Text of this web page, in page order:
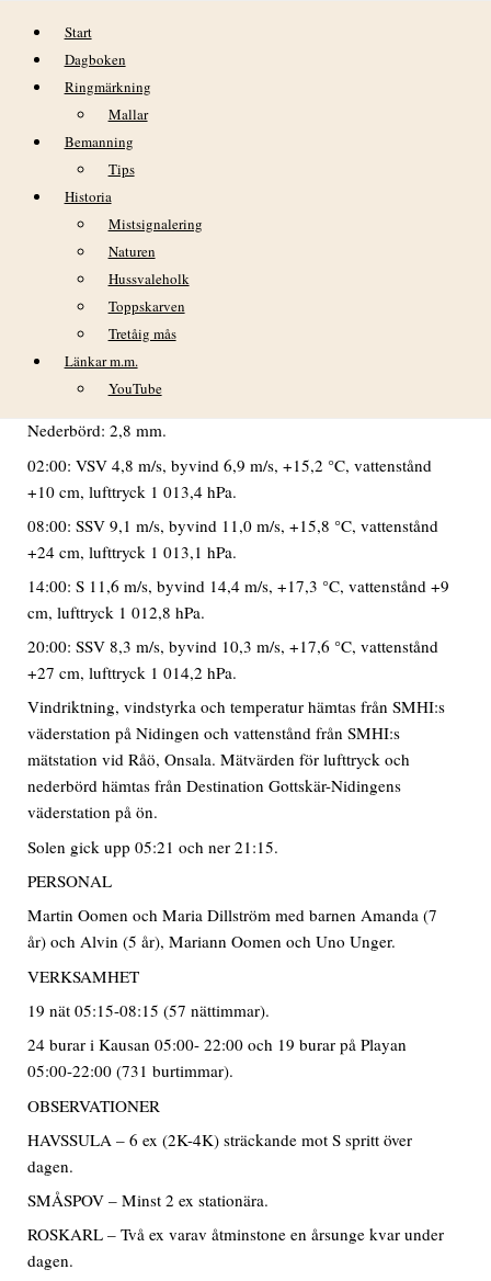
Hoppa till innehåll
Start
Dagboken
Ringmärkning
Mallar
Bemanning
Tips
Historia
Mistsignalering
Naturen
Hussvaleholk
Toppskarven
Tretåig mås
Länkar m.m.
YouTube
DAGBOK NIDINGENS FÅGELSTATION
– ONSDAG 5 AUGUSTI 2020
VÄDER
Mulet i gryningen och från 06:00 tidvis lätt regn större delen
av dagen.
Min temp: +14,8 °C kl. 01. Max temp: +17,6 °C kl. 19-20.
Nederbörd: 2,8 mm.
02:00: VSV 4,8 m/s, byvind 6,9 m/s, +15,2 °C, vattenstånd
+10 cm, lufttryck 1 013,4 hPa.
08:00: SSV 9,1 m/s, byvind 11,0 m/s, +15,8 °C, vattenstånd
+24 cm, lufttryck 1 013,1 hPa.
14:00: S 11,6 m/s, byvind 14,4 m/s, +17,3 °C, vattenstånd +9
cm, lufttryck 1 012,8 hPa.
20:00: SSV 8,3 m/s, byvind 10,3 m/s, +17,6 °C, vattenstånd
+27 cm, lufttryck 1 014,2 hPa.
Vindriktning, vindstyrka och temperatur hämtas från SMHI:s
väderstation på Nidingen och vattenstånd från SMHI:s
mätstation vid Råö, Onsala. Mätvärden för lufttryck och
nederbörd hämtas från Destination Gottskär-Nidingens
väderstation på ön.
Solen gick upp 05:21 och ner 21:15.
PERSONAL
Martin Oomen och Maria Dillström med barnen Amanda (7
år) och Alvin (5 år), Mariann Oomen och Uno Unger.
VERKSAMHET
19 nät 05:15-08:15 (57 nättimmar).
24 burar i Kausan 05:00- 22:00 och 19 burar på Playan
05:00-22:00 (731 burtimmar).
OBSERVATIONER
HAVSSULA – 6 ex (2K-4K) sträckande mot S spritt över
dagen.
SMÅSPOV – Minst 2 ex stationära.
ROSKARL – Två ex varav åtminstone en årsunge kvar under
dagen.